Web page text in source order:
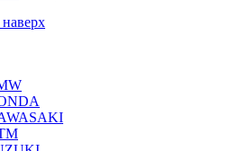
наверх